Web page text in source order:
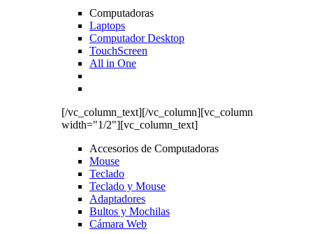
Computadoras
Laptops
Computador Desktop
TouchScreen
All in One
[/vc_column_text][/vc_column][vc_column
width="1/2"][vc_column_text]
Accesorios de Computadoras
Mouse
Teclado
Teclado y Mouse
Adaptadores
Bultos y Mochilas
Cámara Web